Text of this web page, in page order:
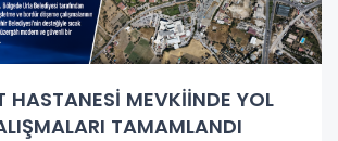
HASTANESİ MEVKİİNDE YOL
TAMAMLANDI